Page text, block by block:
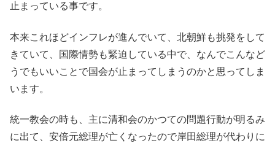
止まっている事です。
本来これほどインフレが進んでいて、北朝鮮も挑発をして
きていて、国際情勢も緊迫している中で、なんでこんなど
うでもいいことで国会が止まってしまうのかと思ってしま
います。
統一教会の時も、主に清和会のかつての問題行動が明るみ
に出て、安倍元総理が亡くなったので岸田総理が代わりに